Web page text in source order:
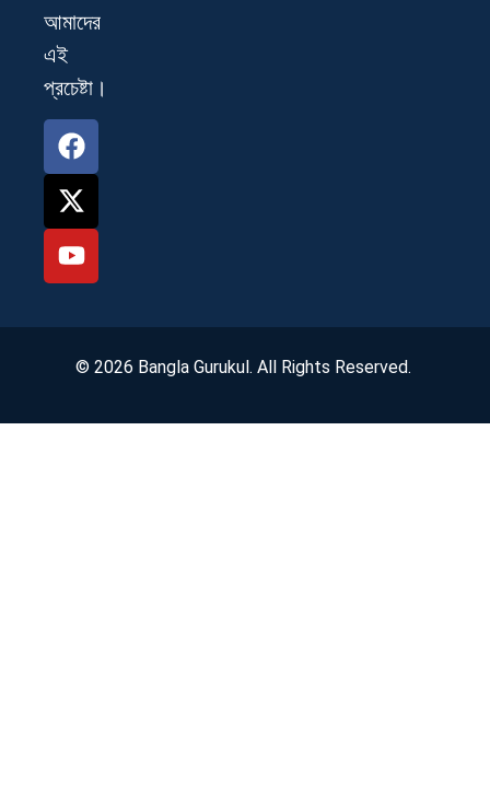
আমাদের
এই
প্রচেষ্টা।
© 2026 Bangla Gurukul. All Rights Reserved.